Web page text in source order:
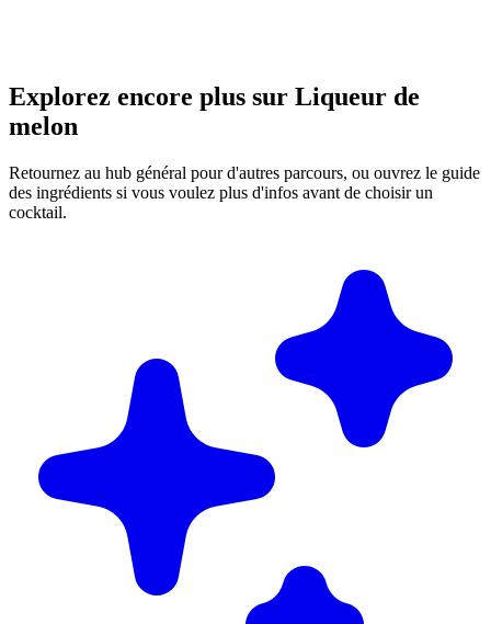
Explorez encore plus sur Liqueur de
melon
Retournez au hub général pour d'autres parcours, ou ouvrez le guide
des ingrédients si vous voulez plus d'infos avant de choisir un
cocktail.